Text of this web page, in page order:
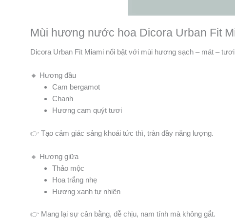
Mùi hương nước hoa Dicora Urban Fit
Dicora Urban Fit Miami nổi bật với mùi hương sạch – mát –
🔸 Hương đầu
Cam bergamot
Chanh
Hương cam quýt tươi
👉 Tạo cảm giác sảng khoái tức thì, tràn đầy năng lượng.
🔸 Hương giữa
Thảo mộc
Hoa trắng nhẹ
Hương xanh tự nhiên
👉 Mang lại sự cân bằng, dễ chịu, nam tính mà không gắt.